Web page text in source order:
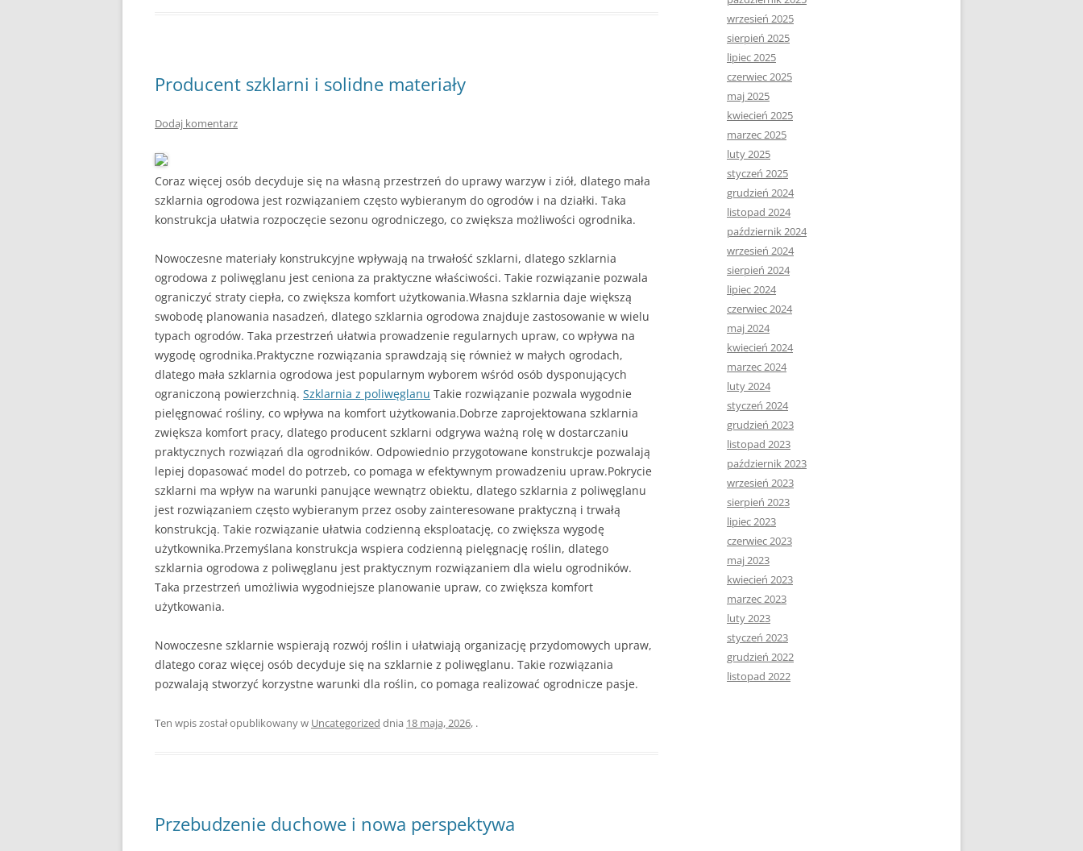
Producent szklarni i solidne materiały
Dodaj komentarz
Coraz więcej osób decyduje się na własną przestrzeń do uprawy warzyw i ziół, dlatego mała
szklarnia ogrodowa jest rozwiązaniem często wybieranym do ogrodów i na działki. Taka
konstrukcja ułatwia rozpoczęcie sezonu ogrodniczego, co zwiększa możliwości ogrodnika.
Nowoczesne materiały konstrukcyjne wpływają na trwałość szklarni, dlatego szklarnia
ogrodowa z poliwęglanu jest ceniona za praktyczne właściwości. Takie rozwiązanie pozwala
ograniczyć straty ciepła, co zwiększa komfort użytkowania.Własna szklarnia daje większą
swobodę planowania nasadzeń, dlatego szklarnia ogrodowa znajduje zastosowanie w wielu
typach ogrodów. Taka przestrzeń ułatwia prowadzenie regularnych upraw, co wpływa na
wygodę ogrodnika.Praktyczne rozwiązania sprawdzają się również w małych ogrodach,
dlatego mała szklarnia ogrodowa jest popularnym wyborem wśród osób dysponujących
ograniczoną powierzchnią. Szklarnia z poliwęglanu Takie rozwiązanie pozwala wygodnie
pielęgnować rośliny, co wpływa na komfort użytkowania.Dobrze zaprojektowana szklarnia
zwiększa komfort pracy, dlatego producent szklarni odgrywa ważną rolę w dostarczaniu
praktycznych rozwiązań dla ogrodników. Odpowiednio przygotowane konstrukcje pozwalają
lepiej dopasować model do potrzeb, co pomaga w efektywnym prowadzeniu upraw.Pokrycie
szklarni ma wpływ na warunki panujące wewnątrz obiektu, dlatego szklarnia z poliwęglanu
jest rozwiązaniem często wybieranym przez osoby zainteresowane praktyczną i trwałą
konstrukcją. Takie rozwiązanie ułatwia codzienną eksploatację, co zwiększa wygodę
użytkownika.Przemyślana konstrukcja wspiera codzienną pielęgnację roślin, dlatego
szklarnia ogrodowa z poliwęglanu jest praktycznym rozwiązaniem dla wielu ogrodników.
Taka przestrzeń umożliwia wygodniejsze planowanie upraw, co zwiększa komfort
użytkowania.
Nowoczesne szklarnie wspierają rozwój roślin i ułatwiają organizację przydomowych upraw,
dlatego coraz więcej osób decyduje się na szklarnie z poliwęglanu. Takie rozwiązania
pozwalają stworzyć korzystne warunki dla roślin, co pomaga realizować ogrodnicze pasje.
Ten wpis został opublikowany w Uncategorized dnia 18 maja, 2026, .
Przebudzenie duchowe i nowa perspektywa
wrzesień 2025
sierpień 2025
lipiec 2025
czerwiec 2025
maj 2025
kwiecień 2025
marzec 2025
luty 2025
styczeń 2025
grudzień 2024
listopad 2024
październik 2024
wrzesień 2024
sierpień 2024
lipiec 2024
czerwiec 2024
maj 2024
kwiecień 2024
marzec 2024
luty 2024
styczeń 2024
grudzień 2023
listopad 2023
październik 2023
wrzesień 2023
sierpień 2023
lipiec 2023
czerwiec 2023
maj 2023
kwiecień 2023
marzec 2023
luty 2023
styczeń 2023
grudzień 2022
listopad 2022